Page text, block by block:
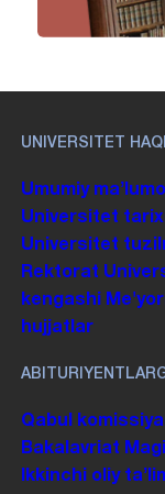
UNIVERSITET
Umumiy
Universitet
Universitet
Rektorat
kengashi
hujjatlar
Qabul
Bakalavriat
Ikkinchi oliy